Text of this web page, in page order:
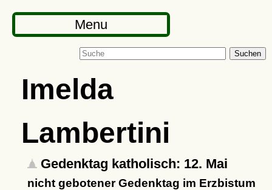
Menu
Suchen
Imelda
Lambertini
Gedenktag katholisch: 12. Mai
nicht gebotener Gedenktag im Erzbistum